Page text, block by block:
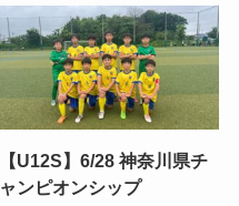
【U12S】6/28 神奈川県チ
ャンピオンシップ